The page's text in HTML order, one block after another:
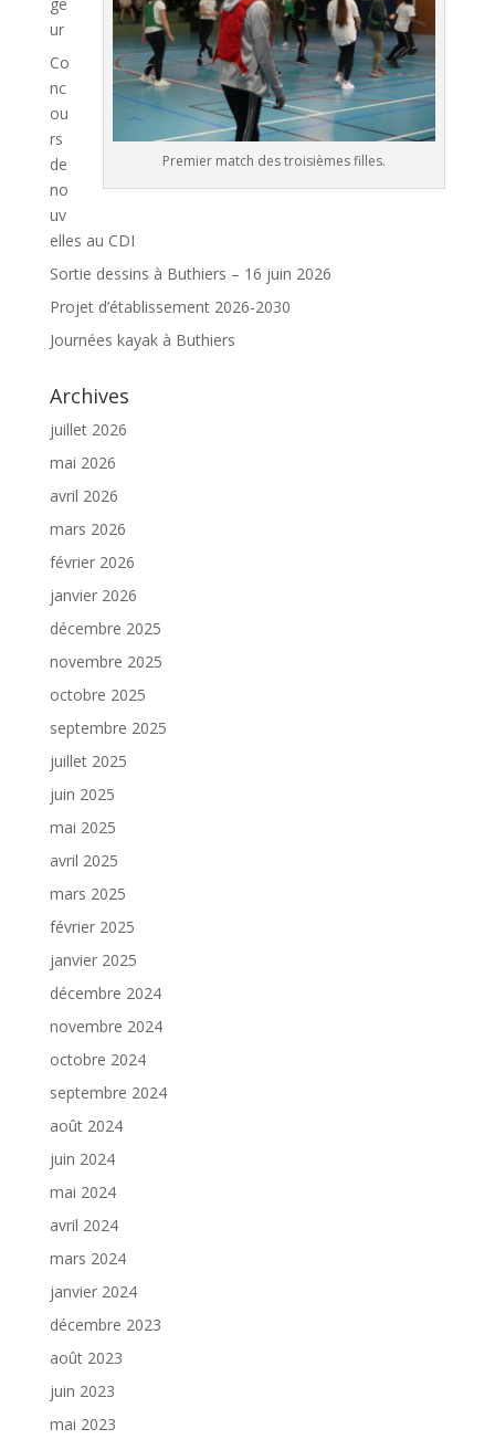
Premier match des troisièmes filles.
ur
Co
nc
ou
rs
de
no
uv
elles au CDI
Sortie dessins à Buthiers – 16 juin 2026
Projet d’établissement 2026-2030
Journées kayak à Buthiers
Archives
juillet 2026
mai 2026
avril 2026
mars 2026
février 2026
janvier 2026
décembre 2025
novembre 2025
octobre 2025
septembre 2025
juillet 2025
juin 2025
mai 2025
avril 2025
mars 2025
février 2025
janvier 2025
décembre 2024
novembre 2024
octobre 2024
septembre 2024
août 2024
juin 2024
mai 2024
avril 2024
mars 2024
janvier 2024
décembre 2023
août 2023
juin 2023
mai 2023